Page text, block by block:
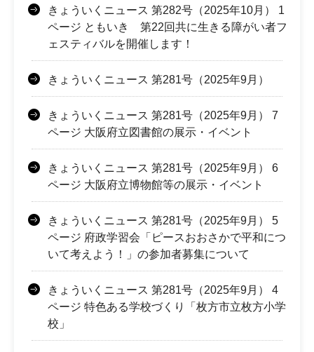
きょういくニュース 第282号（2025年10月） 1
ページ ともいき 第22回共に生きる障がい者フ
ェスティバルを開催します！
きょういくニュース 第281号（2025年9月）
きょういくニュース 第281号（2025年9月） 7
ページ 大阪府立図書館の展示・イベント
きょういくニュース 第281号（2025年9月） 6
ページ 大阪府立博物館等の展示・イベント
きょういくニュース 第281号（2025年9月） 5
ページ 府政学習会「ピースおおさかで平和につ
いて考えよう！」の参加者募集について
きょういくニュース 第281号（2025年9月） 4
ページ 特色ある学校づくり「枚方市立枚方小学
校」